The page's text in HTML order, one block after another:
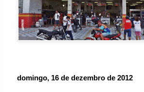
domingo, 16 de dezembro de 2012